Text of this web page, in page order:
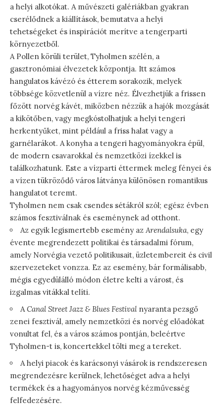
a helyi alkotókat. A művészeti galériákban gyakran
cserélődnek a kiállítások, bemutatva a helyi
tehetségeket és inspirációt merítve a tengerparti
környezetből.
A Pollen körüli terület, Tyholmen szélén, a
gasztronómiai élvezetek központja. Itt számos
hangulatos kávézó és étterem sorakozik, melyek
többsége közvetlenül a vízre néz. Élvezhetjük a frissen
főzött norvég kávét, miközben nézzük a hajók mozgását
a kikötőben, vagy megkóstolhatjuk a helyi tengeri
herkentyűket, mint például a friss halat vagy a
garnélarákot. A konyha a tengeri hagyományokra épül,
de modern csavarokkal és nemzetközi ízekkel is
találkozhatunk. Este a vízparti éttermek meleg fényei és
a vízen tükröződő város látványa különösen romantikus
hangulatot teremt.
Tyholmen nem csak csendes sétákról szól; egész évben
számos fesztiválnak és eseménynek ad otthont.
Az egyik legismertebb esemény az Arendalsuka, egy
évente megrendezett politikai és társadalmi fórum,
amely Norvégia vezető politikusait, üzletembereit és civil
szervezeteket vonzza. Ez az esemény, bár formálisabb,
mégis egyedülálló módon életre kelti a várost, és
izgalmas vitákkal telíti.
ACanal Street Jazz & Blues Festival nyaranta pezsgő
zenei fesztivál, amely nemzetközi és norvég előadókat
vonultat fel, és a város számos pontján, beleértve
Tyholmen-t is, koncertekkel tölti meg a tereket.
A helyi piacok és karácsonyi vásárok is rendszeresen
megrendezésre kerülnek, lehetőséget adva a helyi
termékek és a hagyományos norvég kézművesség
felfedezésére.